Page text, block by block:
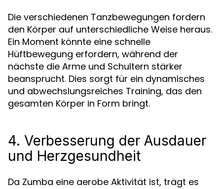
Die verschiedenen Tanzbewegungen fordern
den Körper auf unterschiedliche Weise heraus.
Ein Moment könnte eine schnelle
Hüftbewegung erfordern, während der
nächste die Arme und Schultern stärker
beansprucht. Dies sorgt für ein dynamisches
und abwechslungsreiches Training, das den
gesamten Körper in Form bringt.
4. Verbesserung der Ausdauer
und Herzgesundheit
Da Zumba eine aerobe Aktivität ist, trägt es